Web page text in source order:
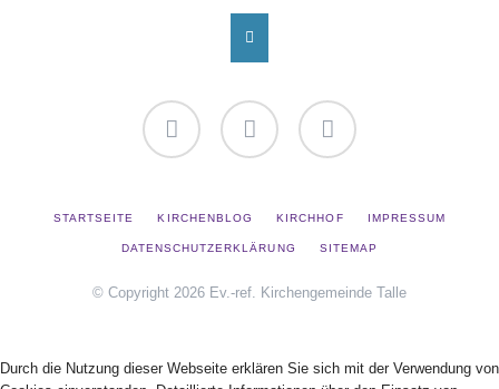
STARTSEITE KIRCHENBLOG KIRCHHOF IMPRESSUM
DATENSCHUTZERKLÄRUNG SITEMAP
© Copyright 2026 Ev.-ref. Kirchengemeinde Talle
Durch die Nutzung dieser Webseite erklären Sie sich mit der Verwendung von